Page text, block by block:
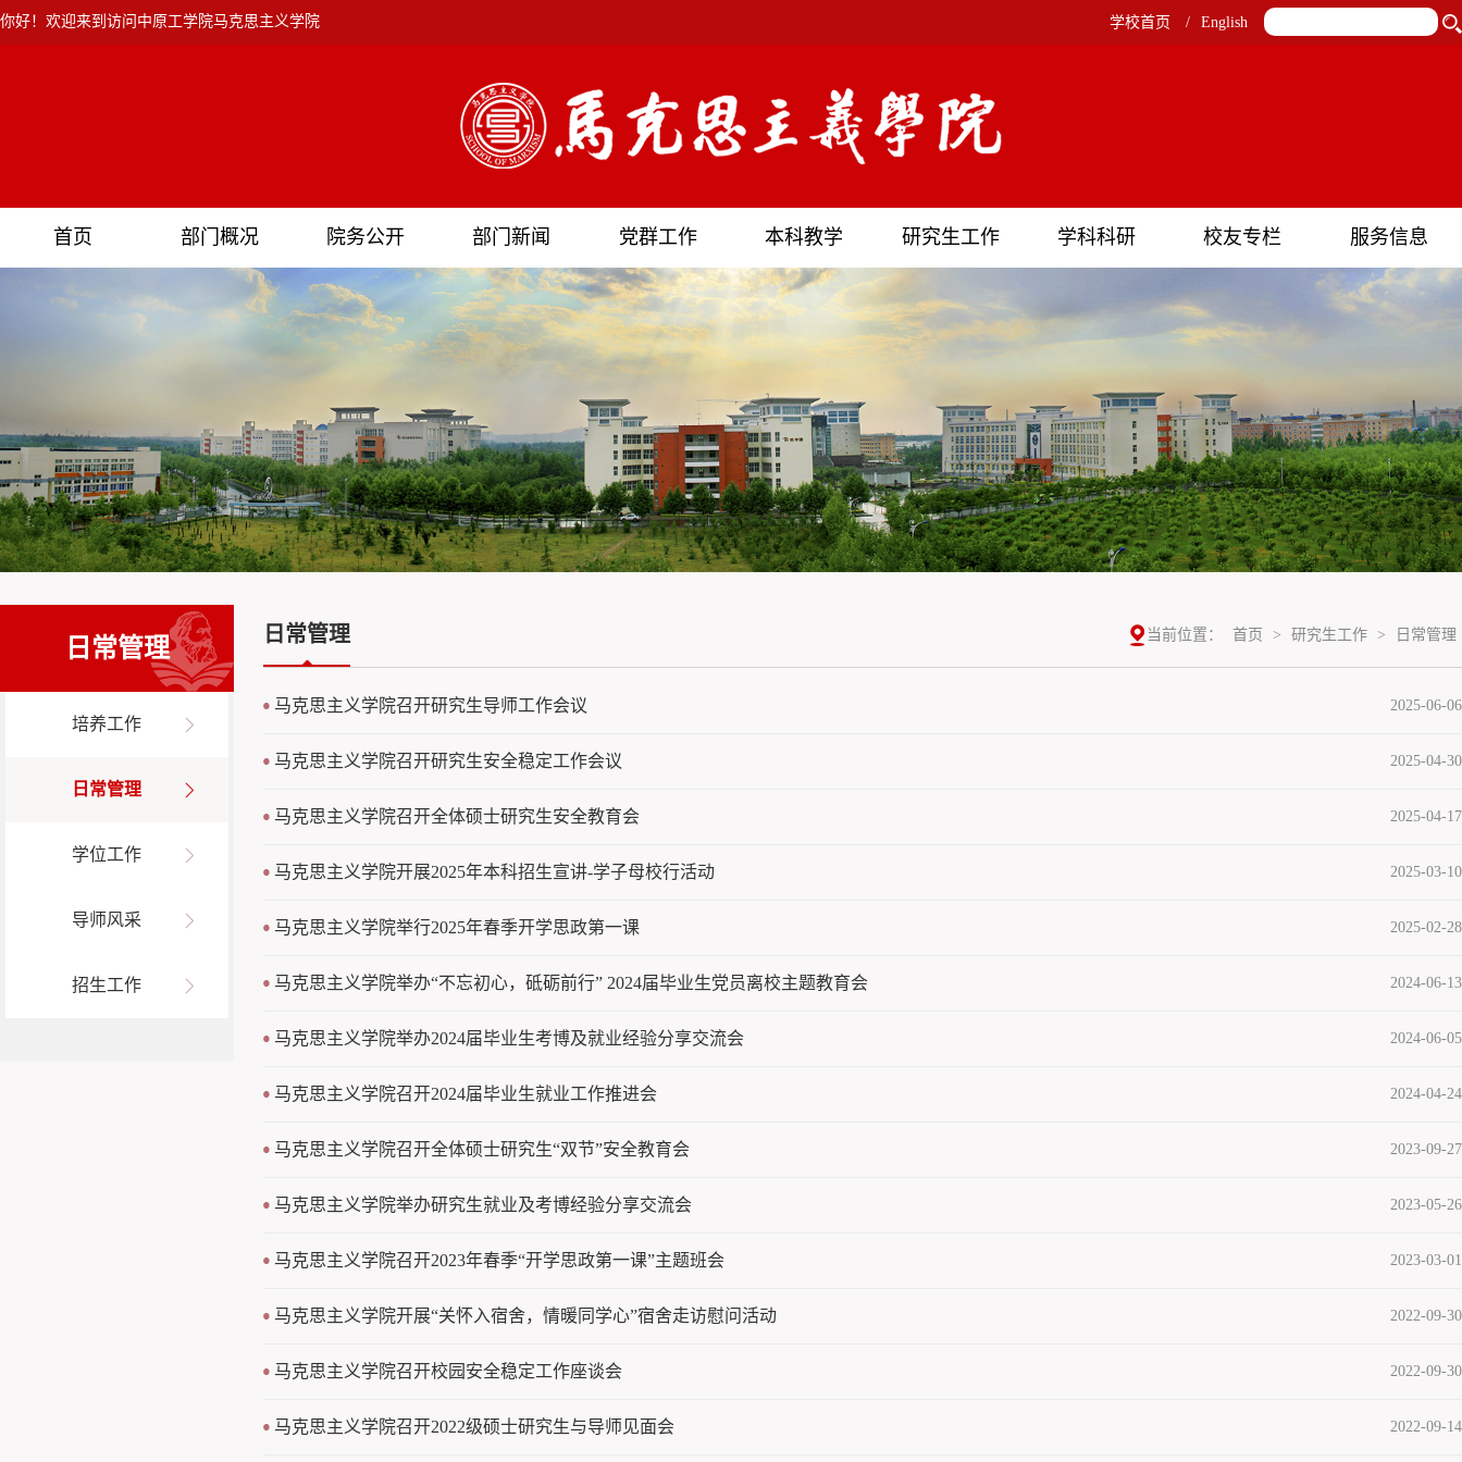
你好！欢迎来到访问中原工学院马克思主义学院 学校首页 / English
首页 部门概况 院务公开 部门新闻 党群工作 本科教学 研究生工作 学科科研 校友专栏 服务信息
日常管理
培养工作
日常管理
学位工作
导师风采
招生工作
日常管理 当前位置： 首页 > 研究生工作 > 日常管理
马克思主义学院召开研究生导师工作会议 2025-06-06
马克思主义学院召开研究生安全稳定工作会议 2025-04-30
马克思主义学院召开全体硕士研究生安全教育会 2025-04-17
马克思主义学院开展2025年本科招生宣讲-学子母校行活动 2025-03-10
马克思主义学院举行2025年春季开学思政第一课 2025-02-28
马克思主义学院举办“不忘初心，砥砺前行” 2024届毕业生党员离校主题教育会 2024-06-13
马克思主义学院举办2024届毕业生考博及就业经验分享交流会 2024-06-05
马克思主义学院召开2024届毕业生就业工作推进会 2024-04-24
马克思主义学院召开全体硕士研究生“双节”安全教育会 2023-09-27
马克思主义学院举办研究生就业及考博经验分享交流会 2023-05-26
马克思主义学院召开2023年春季“开学思政第一课”主题班会 2023-03-01
马克思主义学院开展“关怀入宿舍，情暖同学心”宿舍走访慰问活动 2022-09-30
马克思主义学院召开校园安全稳定工作座谈会 2022-09-30
马克思主义学院召开2022级硕士研究生与导师见面会 2022-09-14